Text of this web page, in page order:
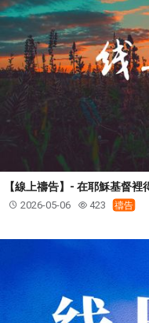
【線上禱告】- 在耶穌基督裡
2026-05-06 423 禱告